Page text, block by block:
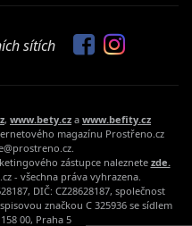
sítích
, www.bety.cz a www.befity.cz
magazínu Prostřeno.cz
zástupce naleznete zde.
- všechna práva vyhrazena.
DIČ: CZ28628187, společnost
značkou C 325936 se sídlem
00, Praha 5